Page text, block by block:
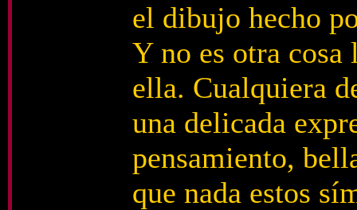
el dibujo hecho
Y no es otra cosa
ella. Cualquiera
una delicada
pensamiento,
que nada estos